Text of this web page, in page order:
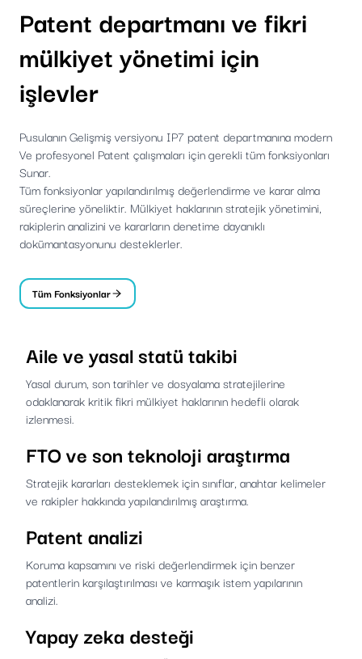
Patent departmanı ve fikri
mülkiyet yönetimi için
işlevler
Pusulanın Gelişmiş versiyonu IP7 patent departmanına modern
Ve profesyonel Patent çalışmaları için gerekli tüm fonksiyonları
Sunar.
Tüm fonksiyonlar yapılandırılmış değerlendirme ve karar alma
süreçlerine yöneliktir. Mülkiyet haklarının stratejik yönetimini,
rakiplerin analizini ve kararların denetime dayanıklı
dokümantasyonunu desteklerler.
Tüm Fonksiyonlar
Aile ve yasal statü takibi
Yasal durum, son tarihler ve dosyalama stratejilerine
odaklanarak kritik fikri mülkiyet haklarının hedefli olarak
izlenmesi.
FTO ve son teknoloji araştırma
Stratejik kararları desteklemek için sınıflar, anahtar kelimeler
ve rakipler hakkında yapılandırılmış araştırma.
Patent analizi
Koruma kapsamını ve riski değerlendirmek için benzer
patentlerin karşılaştırılması ve karmaşık istem yapılarının
analizi.
Yapay zeka desteği